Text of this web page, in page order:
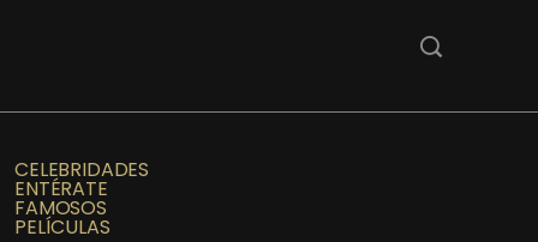
CELEBRIDADES
ENTÉRATE
FAMOSOS
PELÍCULAS